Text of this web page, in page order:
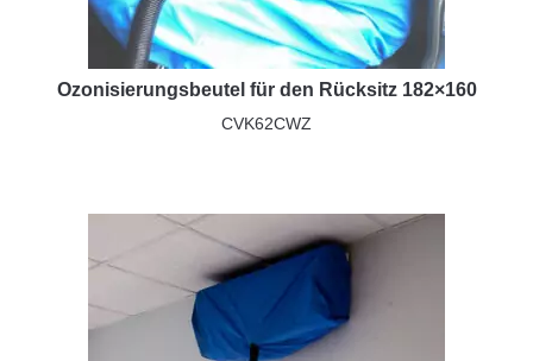
Ozonisierungsbeutel für den Rücksitz 182×160
CVK62CWZ